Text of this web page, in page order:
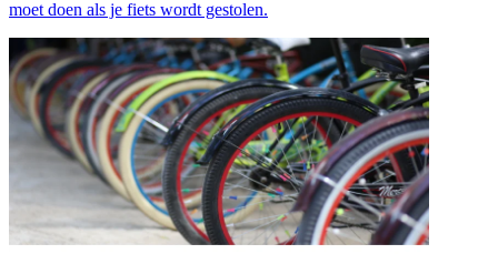
moet doen als je fiets wordt gestolen.